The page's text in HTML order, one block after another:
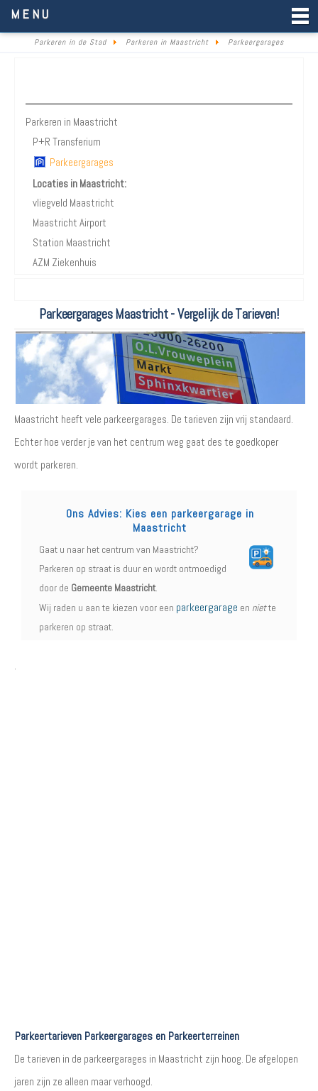
MENU
Parkeren in de Stad Parkeren in Maastricht Parkeergarages
Parkeren in Maastricht
P+R Transferium
Parkeergarages
Locaties in Maastricht:
vliegveld Maastricht
Maastricht Airport
Station Maastricht
AZM Ziekenhuis
Parkeergarages Maastricht - Vergelijk de Tarieven!
Maastricht heeft vele parkeergarages. De tarieven zijn vrij standaard.
Echter hoe verder je van het centrum weg gaat des te goedkoper
wordt parkeren.
Ons Advies: Kies een parkeergarage in
Maastricht
Gaat u naar het centrum van Maastricht?
Parkeren op straat is duur en wordt ontmoedigd
door de Gemeente Maastricht.
Wij raden u aan te kiezen voor een parkeergarage en niette
parkeren op straat.
.
Parkeertarieven Parkeergarages en Parkeerterreinen
De tarieven in de parkeergarages in Maastricht zijn hoog. De afgelopen
jaren zijn ze alleen maar verhoogd.